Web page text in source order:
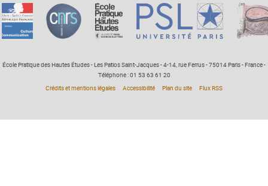
École Pratique des Hautes Études - Les Patios Saint-Jacques - 4-14, rue Ferrus - 75014 Paris - France -
Téléphone : 01 53 63 61 20
Crédits et mentions légales
Accessibilité Plan du site Flux RSS